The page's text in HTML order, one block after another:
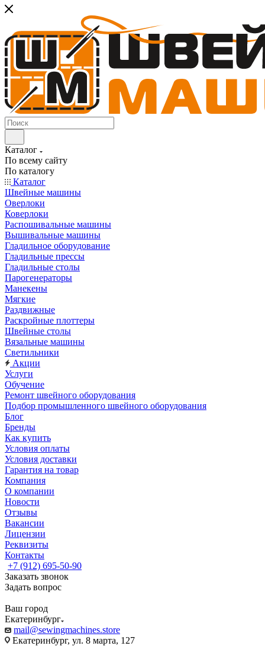
Каталог
По всему сайту
По каталогу
Каталог
Швейные машины
Оверлоки
Коверлоки
Распошивальные машины
Вышивальные машины
Гладильное оборудование
Гладильные прессы
Гладильные столы
Парогенераторы
Манекены
Мягкие
Раздвижные
Раскройные плоттеры
Швейные столы
Вязальные машины
Светильники
Акции
Услуги
Обучение
Ремонт швейного оборудования
Подбор промышленного швейного оборудования
Блог
Бренды
Как купить
Условия оплаты
Условия доставки
Гарантия на товар
Компания
О компании
Новости
Отзывы
Вакансии
Лицензии
Реквизиты
Контакты
+7 (912) 695-50-90
Заказать звонок
Задать вопрос
Ваш город
Екатеринбург
mail@sewingmachines.store
Екатеринбург, ул. 8 марта, 127